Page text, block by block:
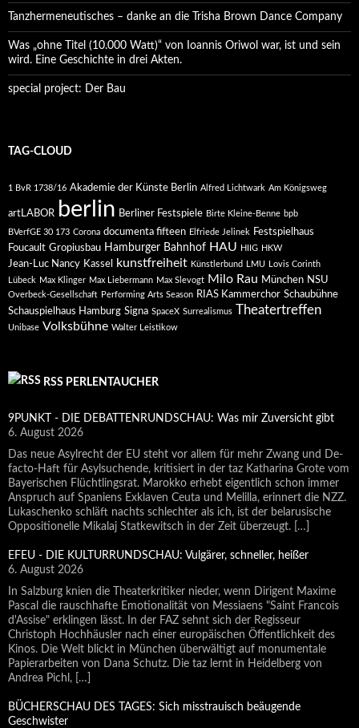
Tanzhermeneutisches – danke an die Trisha Brown Dance Company
Was „ohne Titel (10.000 Watt)“ von Ioannis Oriwol war, ist und sein
wird. Eine Geschichte in drei Akten.
special project: Der Bau
TAG-CLOUD
1 BvR 1738/16 Akademie der Künste Berlin Alfred Lichtwark Am Königsweg
artLABOR berlin Berliner Festspiele Birte Kleine-Benne bpb
BVerfGE 30 173 Corona documenta fifteen Elfriede Jelinek
Festspielhaus
Foucault Gropiusbau Hamburger Bahnhof HAU HIIG HKW
Jean-Luc Nancy Kassel kunstfreiheit Künstlerbund LMU
Lovis Corinth
Lübeck
Max Klinger Max Liebermann Max Slevogt Milo Rau München NSU
Overbeck-Gesellschaft Performing Arts Season RIAS Kammerchor Schaubühne
Schauspielhaus Hamburg Signa SpaceX Surrealismus Theatertreffen
Unibase Volksbühne Walter Leistikow
RSS PERLENTAUCHER
9PUNKT - DIE DEBATTENRUNDSCHAU: Was mir Zuversicht gibt
6. August 2026
Das neue Asylrecht der EU steht vor allem für mehr Zwang und De-
facto-Haft für Asylsuchende, kritisiert in der taz Katharina Grote vom
Bayerischen Flüchtlingsrat. Marokko erhebt eigentlich schon immer
Anspruch auf Spaniens Exklaven Ceuta und Melilla, erinnert die NZZ.
Lukaschenko schläft nachts schlechter als ich, ist der belarusische
Oppositionelle Mikalaj Statkewitsch in der Zeit überzeugt. […]
EFEU - DIE KULTURRUNDSCHAU: Vulgärer, schneller, heißer
6. August 2026
In Salzburg knien die Theaterkritiker nieder, wenn Dirigent Maxime
Pascal die rauschhafte Emotionalität von Messiaens "Saint Francois
d'Assise" erklingen lässt. In der FAZ sehnt sich der Regisseur
Christoph Hochhäusler nach einer europäischen Öffentlichkeit des
Kinos. Die Welt blickt in München überwältigt auf monumentale
Papierarbeiten von Dana Schutz. Die taz lernt in Heidelberg von
Andrea Pichl, […]
BÜCHERSCHAU DES TAGES: Sich misstrauisch beäugende
Geschwister